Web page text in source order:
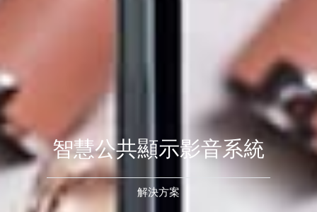
智慧公共顯示影音系統
解決方案